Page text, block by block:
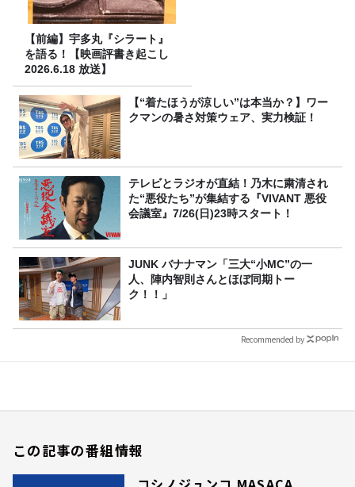
【前編】宇多丸『シラート』
を語る！【映画評書き起こし
2026.6.18 放送】
【“着たほうが涼しい”は本当か？】ワー
クマンの暑さ対策ウェア、実力検証！
テレビとラジオが直結！乃木に粛清され
た“悪役たち”が集結する『VIVANT 悪役
会議室』7/26(日)23時スタート！
JUNK バナナマン「三大“小MC”の一
人、陣内智則さんとほぼ同期トー
ク！！」
Recommended by
この記事の番組情報